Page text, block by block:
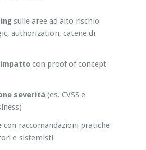
sulle aree ad alto rischio
authorization, catene di
impattocon proof of concept
severità (es. CVSS e
con raccomandazioni pratiche
e sistemisti